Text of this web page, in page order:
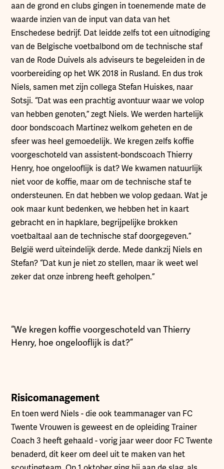
aan de grond en clubs gingen in toenemende mate de
waarde inzien van de input van data van het
Enschedese bedrijf. Dat leidde zelfs tot een uitnodiging
van de Belgische voetbalbond om de technische staf
van de Rode Duivels als adviseurs te begeleiden in de
voorbereiding op het WK 2018 in Rusland. En dus trok
Niels, samen met zijn collega Stefan Huiskes, naar
Sotsji. “Dat was een prachtig avontuur waar we volop
van hebben genoten,” zegt Niels. We werden hartelijk
door bondscoach Martinez welkom geheten en de
sfeer was heel gemoedelijk. We kregen zelfs koffie
voorgeschoteld van assistent-bondscoach Thierry
Henry, hoe ongelooflijk is dat? We kwamen natuurlijk
niet voor de koffie, maar om de technische staf te
ondersteunen. En dat hebben we volop gedaan. Wat je
ook maar kunt bedenken, we hebben het in kaart
gebracht en in hapklare, begrijpelijke brokken
voetbaltaal aan de technische staf doorgegeven.”
België werd uiteindelijk derde. Mede dankzij Niels en
Stefan? “Dat kun je niet zo stellen, maar ik weet wel
zeker dat onze inbreng heeft geholpen.”
“We kregen koffie voorgeschoteld van Thierry
Henry, hoe ongelooflijk is dat?”
Risicomanagement
En toen werd Niels - die ook teammanager van FC
Twente Vrouwen is geweest en de opleiding Trainer
Coach 3 heeft gehaald - vorig jaar weer door FC Twente
benaderd, dit keer om deel uit te maken van het